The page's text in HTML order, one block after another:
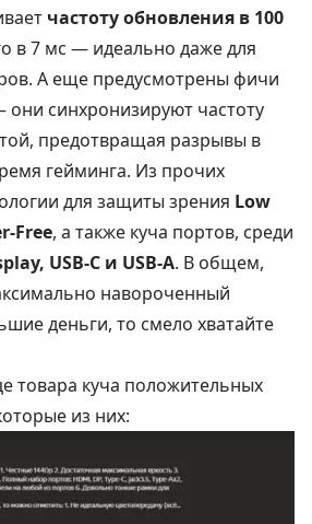
частоту обновления в 100
в 7 мс — идеально даже для
А еще предусмотрены фичи
они синхронизируют частоту
предотвращая разрывы в
гейминга. Из прочих
для защиты зрения Low
Free, а также куча портов, среди
USB-C и USB-A. В общем,
навороченный
деньги, то смело хватайте
товара куча положительных
из них: